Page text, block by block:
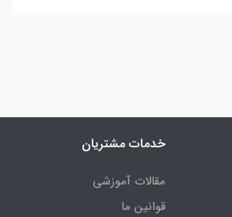
خدمات مشتریان
مقالات آموزشی
قوانین ما